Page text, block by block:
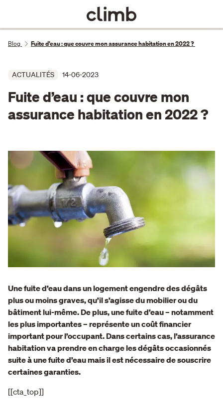
Blog Fuite d’eau : que couvre mon assurance habitation en 2022 ?
ACTUALITÉS 14-06-2023
Fuite d’eau : que couvre mon
assurance habitation en 2022 ?
Une fuite d’eau dans un logement engendre des dégâts
plus ou moins graves, qu’il s’agisse du mobilier ou du
bâtiment lui-même. De plus, une fuite d’eau – notamment
les plus importantes – représente un coût financier
important pour l’occupant. Dans certains cas, l’assurance
habitation va prendre en charge les dégâts occasionnés
suite à une fuite d’eau mais il est nécessaire de souscrire
certaines garanties.
[[cta_top]]